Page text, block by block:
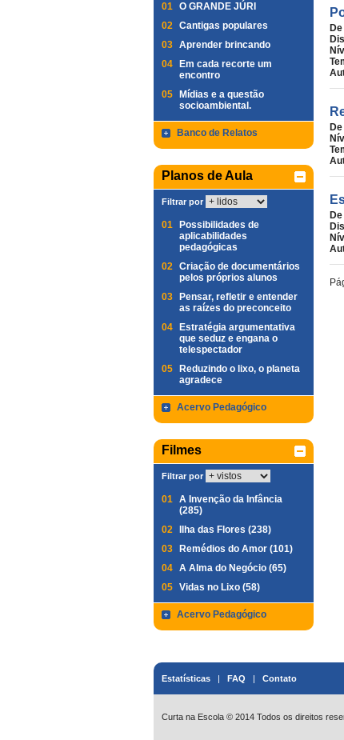
01 O GRANDE JÚRI
02 Cantigas populares
03 Aprender brincando
04
Em cada recorte um
encontro
05
Mídias e a questão
socioambiental.
Banco de Relatos
Planos de Aula
Filtrar por
01
Possibilidades de
aplicabilidades
pedagógicas
02 Criação de documentários
pelos próprios alunos
03
Pensar, refletir e entender
as raízes do preconceito
04
Estratégia argumentativa
que seduz e engana o
telespectador
05
Reduzindo o lixo, o planeta
agradece
Acervo Pedagógico
Filmes
Filtrar por
01 A Invenção da Infância
(285)
02
Ilha das Flores (238)
03
Remédios do Amor (101)
04 A Alma do Negócio (65)
05 Vidas no Lixo (58)
Acervo Pedagógico
De
De
De
Estatísticas | FAQ | Contato
Curta na Escola © 2014 Todos os direitos